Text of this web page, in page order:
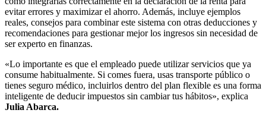
evitar errores y maximizar el ahorro. Además, incluye ejemplos
reales, consejos para combinar este sistema con otras deducciones y
recomendaciones para gestionar mejor los ingresos sin necesidad de
ser experto en finanzas.
«Lo importante es que el empleado puede utilizar servicios que ya
consume habitualmente. Si comes fuera, usas transporte público o
tienes seguro médico, incluirlos dentro del plan flexible es una forma
inteligente de deducir impuestos sin cambiar tus hábitos», explica
Julia Abarca.